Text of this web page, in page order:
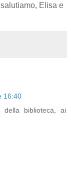
Elisa e
16:40
biblioteca, ai